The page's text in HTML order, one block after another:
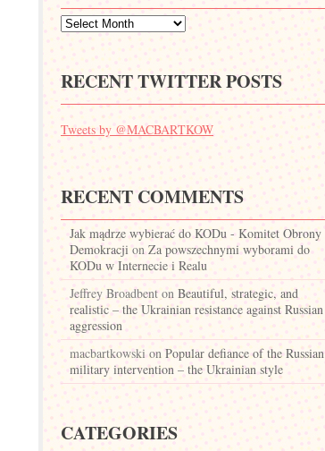
RECENT TWITTER POSTS
Tweets by @MACBARTKOW
RECENT COMMENTS
Jak mądrze wybierać do KODu - Komitet Obrony
Demokracji on Za powszechnymi wyborami do
KODu w Internecie i Realu
Jeffrey Broadbent on Beautiful, strategic, and
realistic – the Ukrainian resistance against Russian
aggression
macbartkowski on Popular defiance of the Russian
military intervention – the Ukrainian style
CATEGORIES